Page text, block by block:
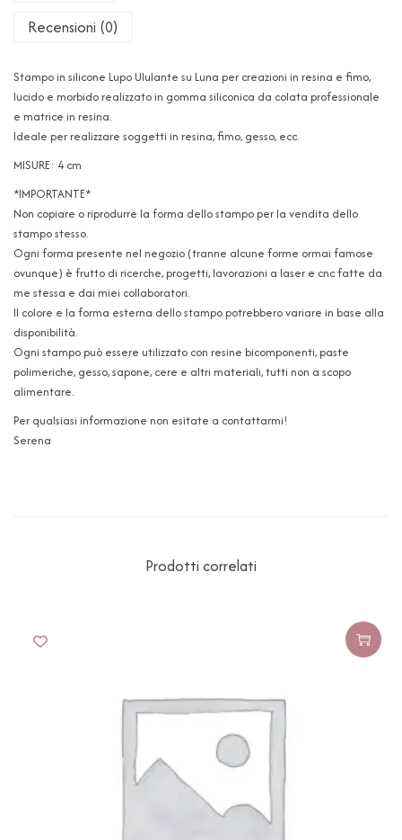
Recensioni (0)
Stampo in silicone Lupo Ululante su Luna per creazioni in resina e fimo,
lucido e morbido realizzato in gomma siliconica da colata professionale
e matrice in resina.
Ideale per realizzare soggetti in resina, fimo, gesso, ecc.
MISURE: 4 cm
*IMPORTANTE*
Non copiare o riprodurre la forma dello stampo per la vendita dello
stampo stesso.
Ogni forma presente nel negozio (tranne alcune forme ormai famose
ovunque) è frutto di ricerche, progetti, lavorazioni a laser e cnc fatte da
me stessa e dai miei collaboratori.
Il colore e la forma esterna dello stampo potrebbero variare in base alla
disponibilità.
Ogni stampo può essere utilizzato con resine bicomponenti, paste
polimeriche, gesso, sapone, cere e altri materiali, tutti non a scopo
alimentare.
Per qualsiasi informazione non esitate a contattarmi!
Serena
Prodotti correlati